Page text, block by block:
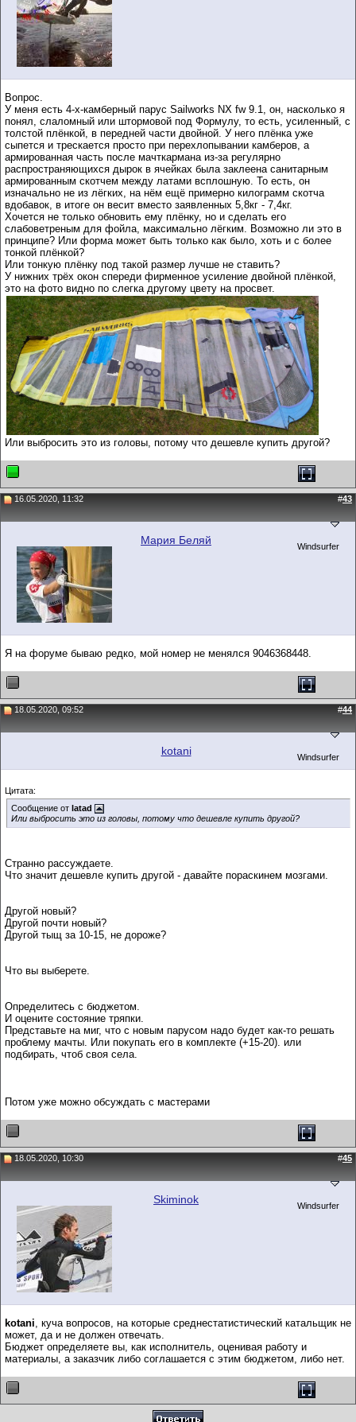
Вопрос.
У меня есть 4-х-камберный парус Sailworks NX fw 9.1, он, насколько я
понял, слаломный или штормовой под Формулу, то есть, усиленный, с
толстой плёнкой, в передней части двойной. У него плёнка уже
сыпется и трескается просто при перехлопывании камберов, а
армированная часть после мачткармана из-за регулярно
распространяющихся дырок в ячейках была заклеена санитарным
армированным скотчем между латами всплошную. То есть, он
изначально не из лёгких, на нём ещё примерно килограмм скотча
вдобавок, в итоге он весит вместо заявленных 5,8кг - 7,4кг.
Хочется не только обновить ему плёнку, но и сделать его
слабоветреным для фойла, максимально лёгким. Возможно ли это в
принципе? Или форма может быть только как было, хоть и с более
тонкой плёнкой?
Или тонкую плёнку под такой размер лучше не ставить?
У нижних трёх окон спереди фирменное усиление двойной плёнкой,
это на фото видно по слегка другому цвету на просвет.
Или выбросить это из головы, потому что дешевле купить другой?
16.05.2020, 11:32 #43
Мария Беляй Windsurfer
Я на форуме бываю редко, мой номер не менялся 9046368448.
18.05.2020, 09:52 #44
kotani Windsurfer
Цитата:
Сообщение от latad
Или выбросить это из головы, потому что дешевле купить другой?
Странно рассуждаете.
Что значит дешевле купить другой - давайте пораскинем мозгами.
Другой новый?
Другой почти новый?
Другой тыщ за 10-15, не дороже?
Что вы выберете.
Определитесь с бюджетом.
И оцените состояние тряпки.
Представьте на миг, что с новым парусом надо будет как-то решать
проблему мачты. Или покупать его в комплекте (+15-20). или
подбирать, чтоб своя села.
Потом уже можно обсуждать с мастерами
18.05.2020, 10:30 #45
Skiminok Windsurfer
kotani, куча вопросов, на которые среднестатистический катальщик не
может, да и не должен отвечать.
Бюджет определяете вы, как исполнитель, оценивая работу и
материалы, а заказчик либо соглашается с этим бюджетом, либо нет.